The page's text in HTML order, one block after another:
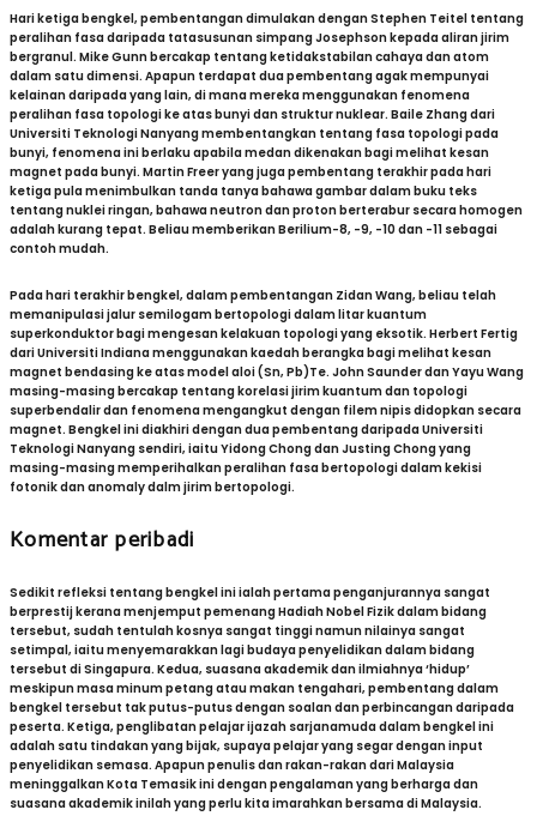
Hari ketiga bengkel, pembentangan dimulakan dengan Stephen Teitel tentang
peralihan fasa daripada tatasusunan simpang Josephson kepada aliran jirim
bergranul. Mike Gunn bercakap tentang ketidakstabilan cahaya dan atom
dalam satu dimensi. Apapun terdapat dua pembentang agak mempunyai
kelainan daripada yang lain, di mana mereka menggunakan fenomena
peralihan fasa topologi ke atas bunyi dan struktur nuklear. Baile Zhang dari
Universiti Teknologi Nanyang membentangkan tentang fasa topologi pada
bunyi, fenomena ini berlaku apabila medan dikenakan bagi melihat kesan
magnet pada bunyi. Martin Freer yang juga pembentang terakhir pada hari
ketiga pula menimbulkan tanda tanya bahawa gambar dalam buku teks
tentang nuklei ringan, bahawa neutron dan proton berterabur secara homogen
adalah kurang tepat. Beliau memberikan Berilium-8, -9, -10 dan -11 sebagai
contoh mudah.
Pada hari terakhir bengkel, dalam pembentangan Zidan Wang, beliau telah
memanipulasi jalur semilogam bertopologi dalam litar kuantum
superkonduktor bagi mengesan kelakuan topologi yang eksotik. Herbert Fertig
dari Universiti Indiana menggunakan kaedah berangka bagi melihat kesan
magnet bendasing ke atas model aloi (Sn, Pb)Te. John Saunder dan Yayu Wang
masing-masing bercakap tentang korelasi jirim kuantum dan topologi
superbendalir dan fenomena mengangkut dengan filem nipis didopkan secara
magnet. Bengkel ini diakhiri dengan dua pembentang daripada Universiti
Teknologi Nanyang sendiri, iaitu Yidong Chong dan Justing Chong yang
masing-masing memperihalkan peralihan fasa bertopologi dalam kekisi
fotonik dan anomaly dalm jirim bertopologi.
Komentar peribadi
Sedikit refleksi tentang bengkel ini ialah pertama penganjurannya sangat
berprestij kerana menjemput pemenang Hadiah Nobel Fizik dalam bidang
tersebut, sudah tentulah kosnya sangat tinggi namun nilainya sangat
setimpal, iaitu menyemarakkan lagi budaya penyelidikan dalam bidang
tersebut di Singapura. Kedua, suasana akademik dan ilmiahnya ‘hidup’
meskipun masa minum petang atau makan tengahari, pembentang dalam
bengkel tersebut tak putus-putus dengan soalan dan perbincangan daripada
peserta. Ketiga, penglibatan pelajar ijazah sarjanamuda dalam bengkel ini
adalah satu tindakan yang bijak, supaya pelajar yang segar dengan input
penyelidikan semasa. Apapun penulis dan rakan-rakan dari Malaysia
meninggalkan Kota Temasik ini dengan pengalaman yang berharga dan
suasana akademik inilah yang perlu kita imarahkan bersama di Malaysia.